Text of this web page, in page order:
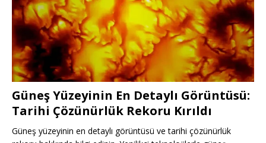
Güneş Yüzeyinin En Detaylı Görüntüsü:
Tarihi Çözünürlük Rekoru Kırıldı
Güneş yüzeyinin en detaylı görüntüsü ve tarihi çözünürlük